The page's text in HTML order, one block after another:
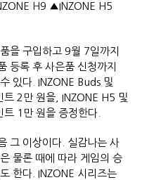
H9 ▲INZONE H5
을 구입하고 9월 7일까지
등록 후 사은품 신청까지
있다. INZONE Buds 및
트 2만 원을, INZONE H5 및
1만 원을 증정한다.
그 이상이다. 실감나는 사
물론 때에 따라 게임의 승
한다. INZONE 시리즈는